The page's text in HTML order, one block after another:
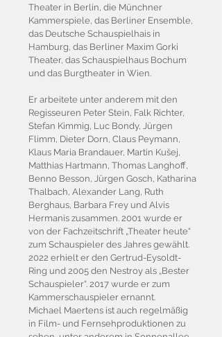
Theater in Berlin, die Münchner
Kammerspiele, das Berliner Ensemble,
das Deutsche Schauspielhais in
Hamburg, das Berliner Maxim Gorki
Theater, das Schauspielhaus Bochum
und das Burgtheater in Wien.
Er arbeitete unter anderem mit den
Regisseuren Peter Stein, Falk Richter,
Stefan Kimmig, Luc Bondy, Jürgen
Flimm, Dieter Dorn, Claus Peymann,
Klaus Maria Brandauer, Martin Kušej,
Matthias Hartmann, Thomas Langhoff,
Benno Besson, Jürgen Gosch, Katharina
Thalbach, Alexander Lang, Ruth
Berghaus, Barbara Frey und Alvis
Hermanis zusammen. 2001 wurde er
von der Fachzeitschrift „Theater heute“
zum Schauspieler des Jahres gewählt.
2022 erhielt er den Gertrud-Eysoldt-
Ring und 2005 den Nestroy als „Bester
Schauspieler“. 2017 wurde er zum
Kammerschauspieler ernannt.
Michael Maertens ist auch regelmäßig
in Film- und Fernsehproduktionen zu